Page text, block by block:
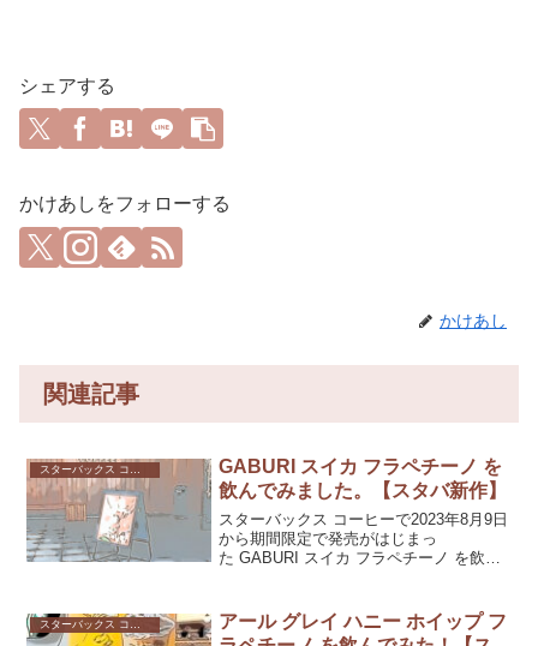
シェアする
かけあしをフォローする
かけあし
関連記事
GABURI スイカ フラペチーノ を
飲んでみました。【スタバ新作】
スターバックス コーヒーで2023年8月9日
から期間限定で発売がはじまっ
た GABURI スイカ フラペチーノ を飲ん
アール グレイ ハニー ホイップ フ